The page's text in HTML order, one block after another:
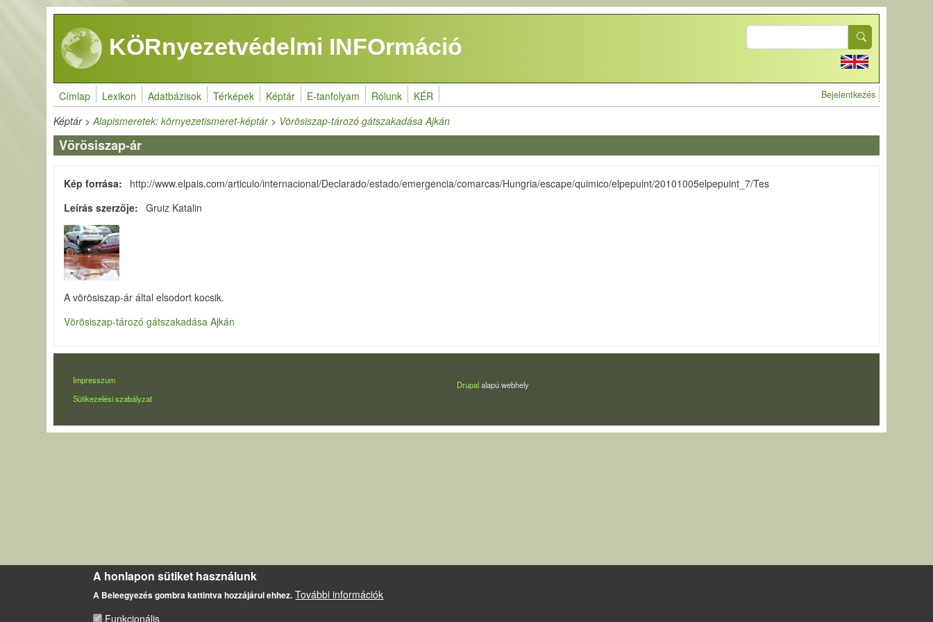
Ugrás a tartalomra
KÖRnyezetvédelmi INFOrmáció
Search
Címlap Lexikon Adatbázisok Térképek Képtár E-tanfolyam Rólunk KÉR User account
Bejelentkezés
Képtár>Alapismeretek: környezetismeret-képtár> Vörösiszap-tározó gátszakadása Ajkán
Vörösiszap-ár
Kép forrása
http://www.elpais.com/articulo/internacional/Declarado/estado/emergencia/comarcas/Hungria/escape/quimico/elpepuint/20101005elpepuint_7/Tes
Leírás szerzője
Gruiz Katalin
A vörösiszap-ár által elsodort kocsik.
Vörösiszap-tározó gátszakadása Ajkán
LÁBLÉC
Impresszum
Sütikezelési szabályzat
Drupalalapú webhely
A honlapon sütiket használunk
A Beleegyezés gombra kattintva hozzájárul ehhez. További információk
Funkcionális